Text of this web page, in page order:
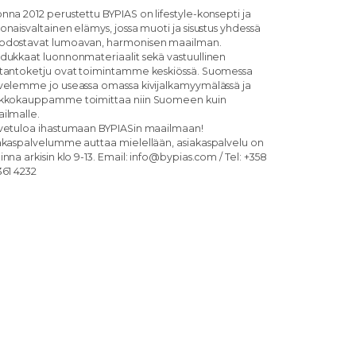
2012 perustettu BYPIAS on lifestyle-konsepti ja
elämys, jossa muoti ja sisustus yhdessä
lumoavan, harmonisen maailman.
luonnonmateriaalit sekä vastuullinen
ovat toimintamme keskiössä. Suomessa
jo useassa omassa kivijalkamyymälässä ja
toimittaa niin Suomeen kuin
ihastumaan BYPIASin maailmaan!
auttaa mielellään, asiakaspalvelu on
arkisin klo 9-13. Email: info@bypias.com / Tel: +358
4232